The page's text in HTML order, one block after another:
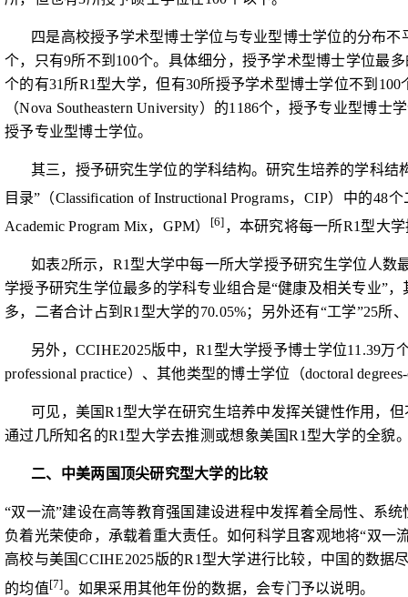
四是高校授予学术型博士学位与专业型博士学位的分布
个，只有9所不到 100个。具体细分，授予学术型博士学位最
个的有31 所R1 型大学，但有30所授予学术型博士学位不到 100
（Nova Southeastern University）的1186个，授予专业型博士
授予专业型博士学位。
其三，授予研究生学位的学科结构。研究生培养的学科结
目录”（Classification of Instructional Programs， CIP）中的48个
Academic Program Mix， GPM） [6] ，本研究将每一所R1 型大
如表2所示， R1 型大学中每一所大学授予研究生学位人数
学授予研究生学位最多的学科专业组合是“健康及相关专业”，
多，二者合计占到R1 型大学的70.05%；另外还有“工学”25所
另外， CCIHE2025版中，R1 型大学授予博士学位11.39万
professional practice）、其他类型的博士学位（doctoral
可见，美国R1 型大学在研究生培养中发挥关键性作用，
通过几所知名的R1 型大学去推测或想象美国R1 型大学的全貌
二、中美两国顶尖研究型大学的比较
“双一流”建设在高等教育强国建设进程中发挥着全局性、系
负着光荣使命，承载着重大责任。如何科学且客观地将“双
高校与美国CCIHE2025版的R1 型大学进行比较，中国的数据
的均值[7]。如果采用其他年份的数据，会专门予以说明。